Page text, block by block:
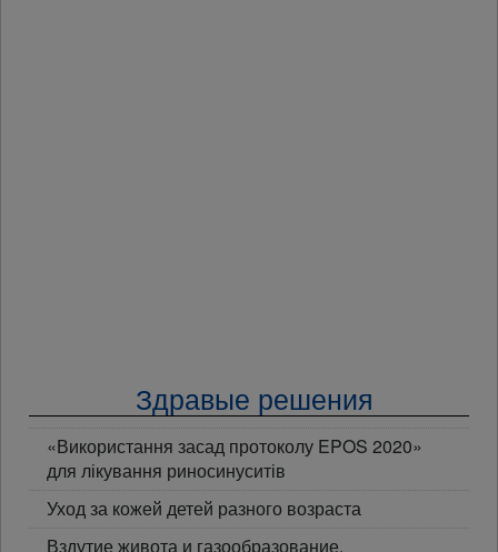
Здравые решения
«Використання засад протоколу EPOS 2020»
для лікування риносинуситів
Уход за кожей детей разного возраста
Вздутие живота и газообразование.